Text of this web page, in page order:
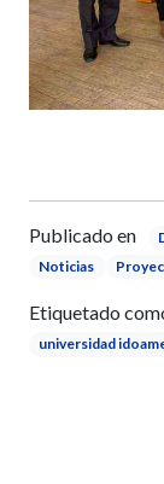
Publicado en
Noticias
Etiquetado
universidad